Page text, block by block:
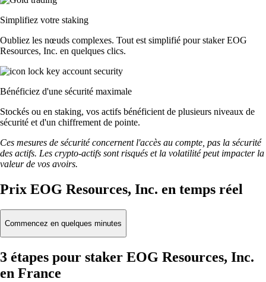
Simplifiez votre staking
Oubliez les nœuds complexes. Tout est simplifié pour staker EOG
Resources, Inc. en quelques clics.
Bénéficiez d'une sécurité maximale
Stockés ou en staking, vos actifs bénéficient de plusieurs niveaux de
sécurité et d'un chiffrement de pointe.
Ces mesures de sécurité concernent l'accès au compte, pas la sécurité
des actifs. Les crypto-actifs sont risqués et la volatilité peut impacter la
valeur de vos avoirs.
Prix EOG Resources, Inc. en temps réel
Commencez en quelques minutes
3 étapes pour staker EOG Resources, Inc.
en France